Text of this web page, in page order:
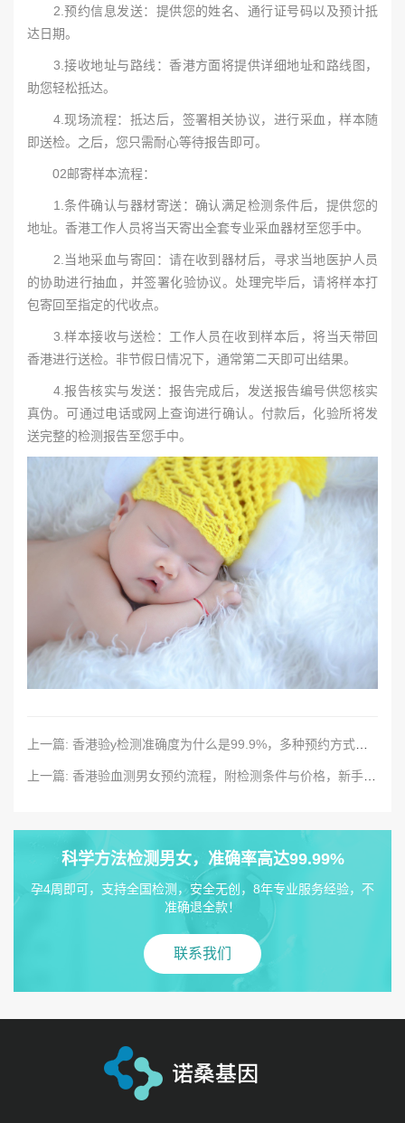
2.预约信息发送：提供您的姓名、通行证号码以及预计抵
达日期。
3.接收地址与路线：香港方面将提供详细地址和路线图，
助您轻松抵达。
4.现场流程：抵达后，签署相关协议，进行采血，样本随
即送检。之后，您只需耐心等待报告即可。
02邮寄样本流程：
1.条件确认与器材寄送：确认满足检测条件后，提供您的
地址。香港工作人员将当天寄出全套专业采血器材至您手中。
2.当地采血与寄回：请在收到器材后，寻求当地医护人员
的协助进行抽血，并签署化验协议。处理完毕后，请将样本打
包寄回至指定的代收点。
3.样本接收与送检：工作人员在收到样本后，将当天带回
香港进行送检。非节假日情况下，通常第二天即可出结果。
4.报告核实与发送：报告完成后，发送报告编号供您核实
真伪。可通过电话或网上查询进行确认。付款后，化验所将发
送完整的检测报告至您手中。
科学方法检测男女，准确率高达99.99%
孕4周即可，支持全国检测，安全无创，8年专业服务经验，不
准确退全款！
联系我们